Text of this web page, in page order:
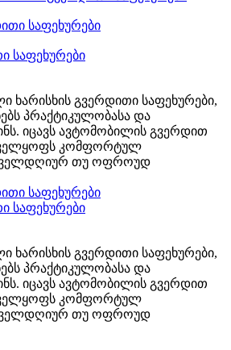
საფეხურები
საფეხურები
ხარისხის გვერდითი საფეხურები,
პრაქტიკულობასა და
იცავს ავტომობილის გვერდით
კომფორტულ
თუ ოფროუდ
საფეხურები
საფეხურები
ხარისხის გვერდითი საფეხურები,
პრაქტიკულობასა და
იცავს ავტომობილის გვერდით
კომფორტულ
თუ ოფროუდ